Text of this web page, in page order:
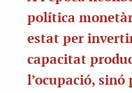
política
estat per
capacitat
l’ocupació,